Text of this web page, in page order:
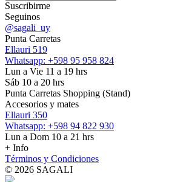
Suscribirme
Seguinos
@sagali_uy
Punta Carretas
Ellauri 519
Whatsapp: +598 95 958 824
Lun a Vie 11 a 19 hrs
Sáb 10 a 20 hrs
Punta Carretas Shopping (Stand)
Accesorios y mates
Ellauri 350
Whatsapp: +598 94 822 930
Lun a Dom 10 a 21 hrs
+ Info
Términos y Condiciones
© 2026 SAGALI